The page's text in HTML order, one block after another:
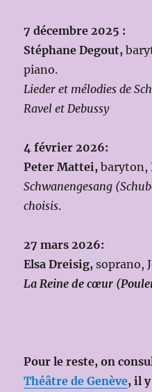
7 décembre 2025 :
Stéphane Degout,
piano.
Lieder et mélodies de
Ravel et Debussy
4 février 2026:
Peter Mattei, baryton,
Schwanengesang
choisis.
27 mars 2026:
Elsa Dreisig, soprano,
La Reine de cœur
Pour le reste, on
Théâtre de Genève, il